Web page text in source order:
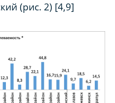
(рис. 2) [4,9]